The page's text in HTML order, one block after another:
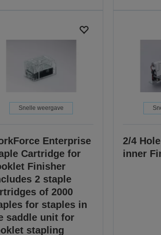
Snelle weergave
Enterprise
Cartridge for
Finisher
2 staple
of 2000
for staples in
saddle unit for
stapling
2/4
inner